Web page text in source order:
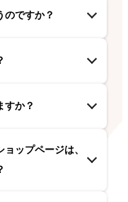
のですか？
すか？
ップページは、